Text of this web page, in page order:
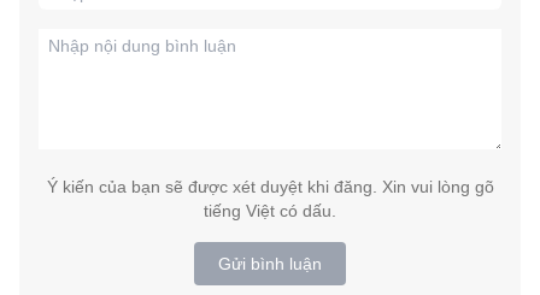
Ý kiến của bạn sẽ được xét duyệt khi đăng. Xin vui lòng gõ
tiếng Việt có dấu.
Gửi bình luận